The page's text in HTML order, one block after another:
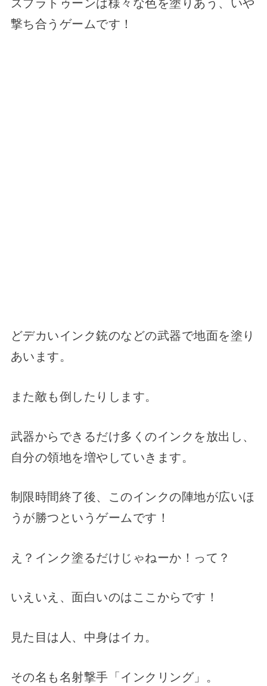
スプラトゥーンは様々な色を塗りあう、いや
撃ち合うゲームです！
どデカいインク銃のなどの武器で地面を塗り
あいます。
また敵も倒したりします。
武器からできるだけ多くのインクを放出し、
自分の領地を増やしていきます。
制限時間終了後、このインクの陣地が広いほ
うが勝つというゲームです！
え？インク塗るだけじゃねーか！って？
いえいえ、面白いのはここからです！
見た目は人、中身はイカ。
その名も名射撃手「インクリング」。